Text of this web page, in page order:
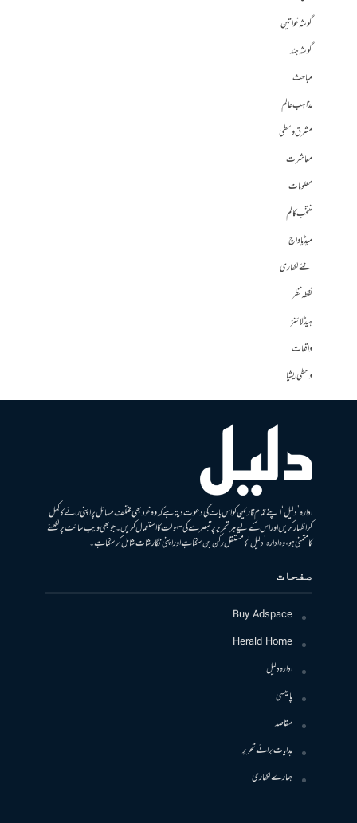
گوشہ خواتین
گوشہ ہند
مباحث
مذاہب عالم
مشرق وسطی
معاشرت
معلومات
منتخب کالم
میڈیا واچ
نئے لکھاری
نقطہ نظر
ہیڈلائنز
واقعات
وسطی ایشیا
ادارہ ’دلیل‘ اپنے تمام قارئین کو اس بات کی دعوت دیتا ہے کہ وہ خود بھی مختلف مسائل پر اپنی رائے کا کھل
کر اظہار کریں اور اس کے لیے ہر تحریر پر تبصرے کی سہولت کا استعمال کریں۔ جو بھی ویب سائٹ پر لکھنے
کا متمنی ہو، وہ ادارہ ’دلیل‘ کا مستقل رکن بن سکتا ہے اور اپنی نگارشات شامل کرسکتا ہے۔
صفحات
Buy Adspace
Herald Home
ادارہ دلیل
پالیسی
مقاصد
ہدایات برائے تحریر
ہمارے لکھاری